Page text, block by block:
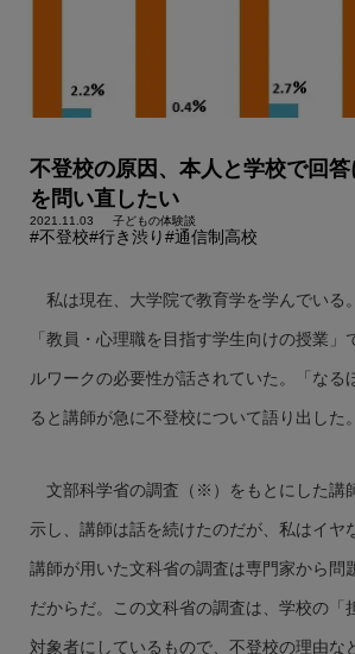
不登校の原因、本人と学校で回
を問い直したい
2021.11.03 子どもの体験談
#不登校#行き渋り#通信制高校
私は現在、大学院で教育学を学んでいる
「教員・心理職を目指す学生向けの授業」
ルワークの必要性が話されていた。「なる
ると講師が急に不登校について語り出した。
文部科学省の調査（※）をもとにした講
示し、講師は話を続けたのだが、私はイヤ
講師が用いた文科省の調査は専門家から問
だからだ。この文科省の調査は、学校の「
対象者にしているもので、不登校の理由な